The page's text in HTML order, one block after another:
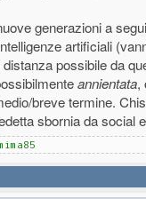
generazioni a
artificiali
possibile da
annientata,
breve termine.
sbornia da social